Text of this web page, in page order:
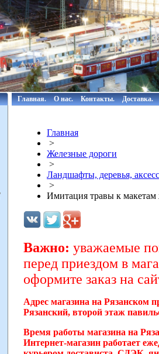
Главная. О нас. Контакты. Доставка.
Главная
>
Железные дороги
>
Ландшафты, деревья,
>
Имитация травы к макетам
Важно: уважаемые
перед приездом в
оформите заказ на
Адрес магазина на Рязанском
Рязанский, второй этаж
Время работы магазина на
Интернет-магазин работает